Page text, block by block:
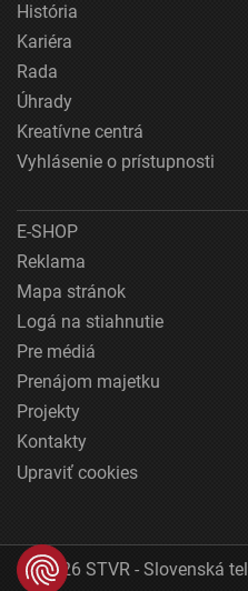
História
Kariéra
Rada
Úhrady
Kreatívne centrá
Vyhlásenie o prístupnosti
E-SHOP
Reklama
Mapa stránok
Logá na stiahnutie
Pre médiá
Prenájom majetku
Projekty
Kontakty
Upraviť cookies
© 2026 STVR - Slovenská